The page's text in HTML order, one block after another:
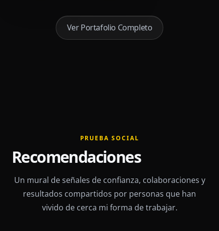
Ver Portafolio Completo
PRUEBA SOCIAL
Recomendaciones
Un mural de señales de confianza, colaboraciones y
resultados compartidos por personas que han
vivido de cerca mi forma de trabajar.